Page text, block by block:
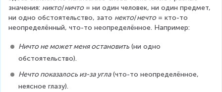
значения: никто/ничто = ни один человек, ни один предмет,
ни одно обстоятельство, зато некто/нечто = кто-то
неопределённый, что-то неопределённое. Например:
Ничто не может меня остановить (ни одно
обстоятельство).
Нечто показалось из-за угла (что-то неопределённое,
неясное глазу).